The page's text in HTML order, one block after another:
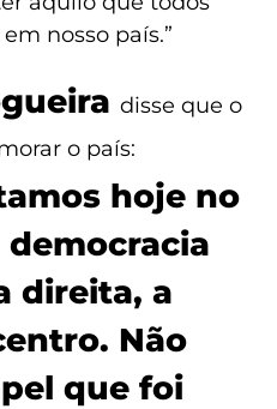
nosso país.”
disse que o
o país:
hoje no
direita, a
Não
que foi